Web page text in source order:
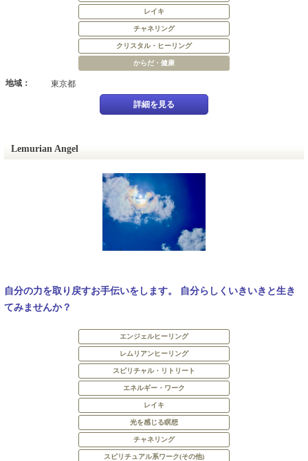
レイキ
チャネリング
クリスタル・ヒーリング
からだ・健康
地域： 東京都
詳細を見る
Lemurian Angel
自分の力を取り戻すお手伝いをします。 自分らしくいきいきと生き
てみませんか？
エンジェルヒーリング
レムリアンヒーリング
スピリチャル・リトリート
エネルギー・ワーク
レイキ
光を感じる瞑想
チャネリング
スピリチュアル系ワーク(その他)